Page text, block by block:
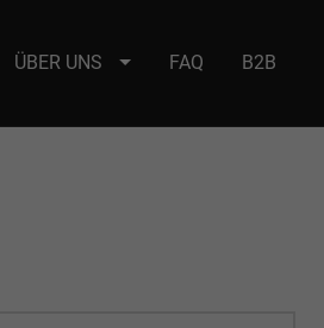
to address or value: selector2-aee-
ÜBER UNS FAQ B2B